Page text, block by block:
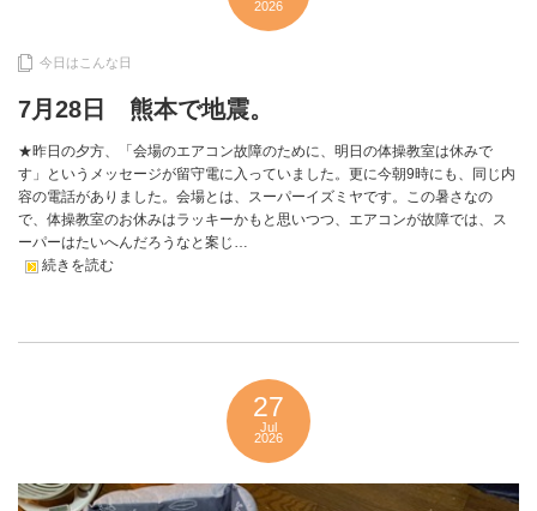
2026
今日はこんな日
7月28日 熊本で地震。
★昨日の夕方、「会場のエアコン故障のために、明日の体操教室は休みで
す」というメッセージが留守電に入っていました。更に今朝9時にも、同じ内
容の電話がありました。会場とは、スーパーイズミヤです。この暑さなの
で、体操教室のお休みはラッキーかもと思いつつ、エアコンが故障では、ス
ーパーはたいへんだろうなと案じ…
続きを読む
27
Jul
2026